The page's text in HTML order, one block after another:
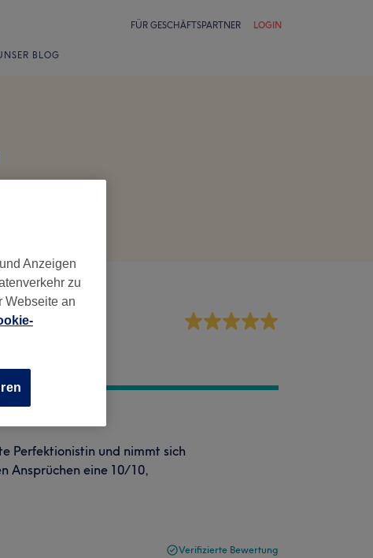
FÜR GESCHÄFTSPARTNER LOGIN
BLOG
Service
Perfektionistin und nimmt sich
Ansprüchen eine 10/10,
Verifizierte Bewertung
Anzeigen
zu
Webseite an